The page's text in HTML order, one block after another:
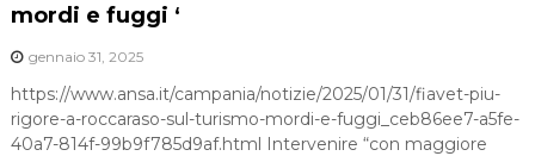
mordi e fuggi ‘
gennaio 31, 2025
https://www.ansa.it/campania/notizie/2025/01/31/fiavet-piu-
rigore-a-roccaraso-sul-turismo-mordi-e-fuggi_ceb86ee7-a5fe-
40a7-814f-99b9f785d9af.html Intervenire “con maggiore